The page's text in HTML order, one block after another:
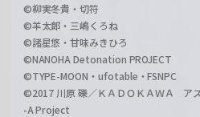
©柳実冬貴・切符
©羊太郎・三嶋くろね
©諸星悠・甘味みきひろ
©NANOHA Detonation PROJECT
©TYPE-MOON・ufotable・FSNPC
©2017 川原 礫／ＫＡＤＯＫＡＷＡ ア
-A Project